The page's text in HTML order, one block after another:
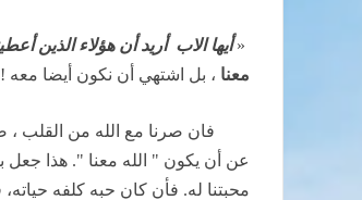
«أيها الاب أريد أن هؤلاء الذين
معنا ، بل اشتهي أن نكون أيضا
فان صرنا مع الله من القلب ،
محبتنا له. فأن كان حبه كلفه